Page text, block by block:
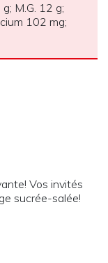
M.G. 12 g;
102 mg;
Vos invités
sucrée-salée!